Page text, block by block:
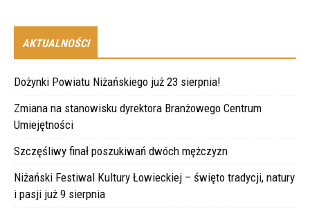
AKTUALNOŚCI
Dożynki Powiatu Niżańskiego już 23 sierpnia!
Zmiana na stanowisku dyrektora Branżowego Centrum
Umiejętności
Szczęśliwy finał poszukiwań dwóch mężczyzn
Niżański Festiwal Kultury Łowieckiej – święto tradycji, natury
i pasji już 9 sierpnia